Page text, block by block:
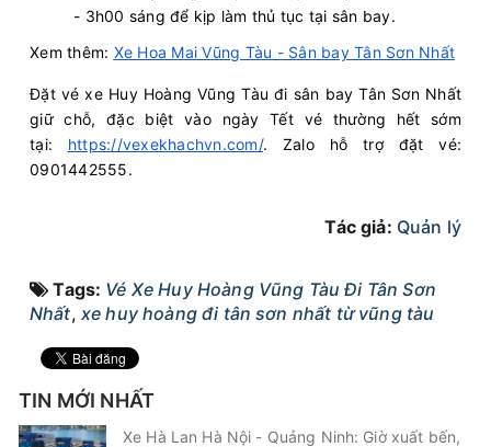
- 3h00 sáng để kịp làm thủ tục tại sân bay.
Xem thêm: Xe Hoa Mai Vũng Tàu - Sân bay Tân Sơn Nhất
Đặt vé xe Huy Hoàng Vũng Tàu đi sân bay Tân Sơn Nhất
giữ chỗ, đặc biệt vào ngày Tết vé thường hết sớm
tại: https://vexekhachvn.com/. Zalo hỗ trợ đặt vé:
0901442555.
Tác giả: Quản lý
Tags: Vé Xe Huy Hoàng Vũng Tàu Đi Tân Sơn
Nhất, xe huy hoàng đi tân sơn nhất từ vũng tàu
TIN MỚI NHẤT
Xe Hà Lan Hà Nội - Quảng Ninh: Giờ xuất bến,